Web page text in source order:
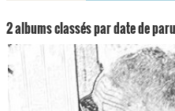
2 albums classés par date de